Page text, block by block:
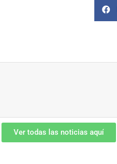
Ver todas las noticias aquí